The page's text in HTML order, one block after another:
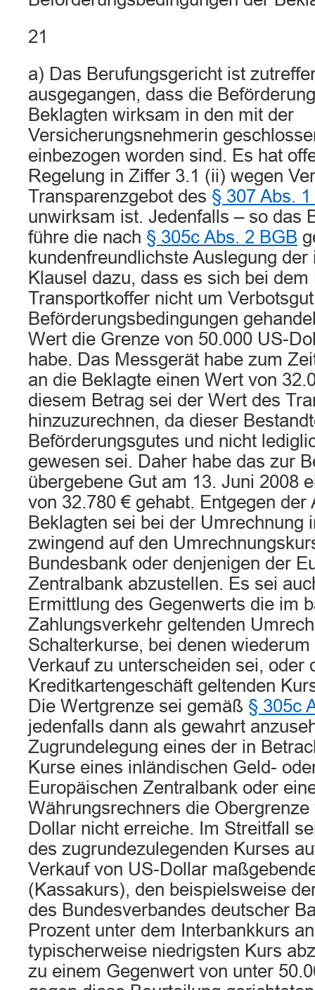
21
a) Das Berufungsgericht ist
ausgegangen, dass die
Beklagten wirksam in den mit der
Versicherungsnehmerin
einbezogen worden sind. Es hat
Regelung in Ziffer 3.1 (ii) wegen
Transparenzgebot des § 307 Abs.
unwirksam ist. Jedenfalls – so das
führe die nach § 305c Abs. 2 BGB
kundenfreundlichste Auslegung
Klausel dazu, dass es sich bei
Transportkoffer nicht um
Beförderungsbedingungen
Wert die Grenze von 50.000 US-
habe. Das Messgerät habe zum
an die Beklagte einen Wert von
diesem Betrag sei der Wert des
hinzuzurechnen, da dieser
Beförderungsgutes und nicht
gewesen sei. Daher habe das zur
übergebene Gut am 13. Juni 2008
von 32.780 € gehabt. Entgegen der
Beklagten sei bei der Umrechnung
zwingend auf den
Bundesbank oder denjenigen der
Zentralbank abzustellen. Es sei
Ermittlung des Gegenwerts die im
Zahlungsverkehr geltenden
Schalterkurse, bei denen
Verkauf zu unterscheiden sei, oder
Kreditkartengeschäft geltenden
Die Wertgrenze sei gemäß § 305c
jedenfalls dann als gewahrt
Zugrundelegung eines der in
Kurse eines inländischen Geld-
Europäischen Zentralbank oder
Währungsrechners die
Dollar nicht erreiche. Im Streitfall
des zugrundezulegenden Kurses
Verkauf von US-Dollar
(Kassakurs), den beispielsweise
des Bundesverbandes deutscher
Prozent unter dem Interbankkurs
typischerweise niedrigsten Kurs
zu einem Gegenwert von unter